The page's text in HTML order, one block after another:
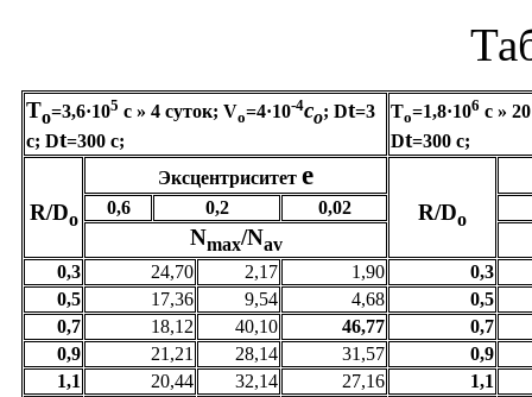
To=3,6·105 c » 4 суток; Vo=4·10-4co; Dt=3
c; Dt=300 c;
To=1,8·106 c »
Dt=300 c;
R/Do
Эксцентриситет е
R/Do
0,6 0,2 0,02
Nmax/Nav
0,3
24,70 2,17 1,90
0,3
0,5
17,36 9,54 4,68
0,5
0,7
18,12 40,10 46,77
0,7
0,9
21,21 28,14 31,57
0,9
1,1
20,44 32,14 27,16
1,1